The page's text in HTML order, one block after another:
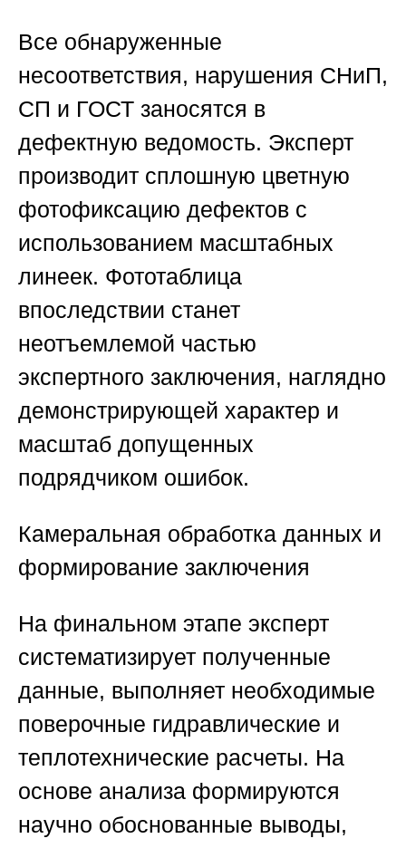
Все обнаруженные
несоответствия, нарушения СНиП,
СП и ГОСТ заносятся в
дефектную ведомость. Эксперт
производит сплошную цветную
фотофиксацию дефектов с
использованием масштабных
линеек. Фототаблица
впоследствии станет
неотъемлемой частью
экспертного заключения, наглядно
демонстрирующей характер и
масштаб допущенных
подрядчиком ошибок.
Камеральная обработка данных и
формирование заключения
На финальном этапе эксперт
систематизирует полученные
данные, выполняет необходимые
поверочные гидравлические и
теплотехнические расчеты. На
основе анализа формируются
научно обоснованные выводы,